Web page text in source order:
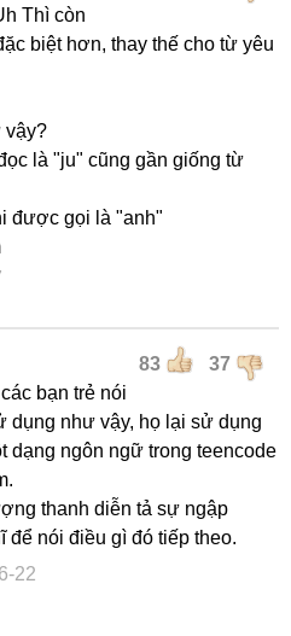
Thì còn
biệt hơn, thay thế cho từ yêu
vậy?
là "ju" cũng gần giống từ
được gọi là "anh"
83 37
bạn trẻ nói
dụng như vậy, họ lại sử dụng
dạng ngôn ngữ trong teencode
thanh diễn tả sự ngập
để nói điều gì đó tiếp theo.
22